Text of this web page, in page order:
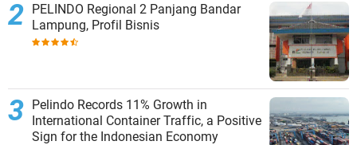
PELINDO Regional 2 Panjang Bandar
Lampung, Profil Bisnis
Pelindo Records 11% Growth in
International Container Traffic, a Positive
Sign for the Indonesian Economy